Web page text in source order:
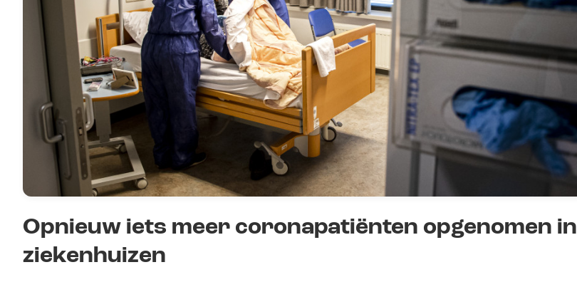
Opnieuw iets meer coronapatiënten opgenomen in
ziekenhuizen